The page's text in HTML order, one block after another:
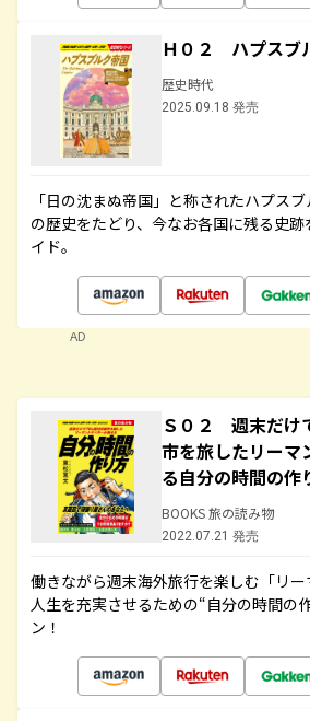
Ｈ０２ ハプスブ
歴史時代
2025.09.18 発売
「日の沈まぬ帝国」と称されたハプス
の歴史をたどり、今なお各国に残る史
イド。
AD
Ｓ０２ 週末だけ
市を旅したリーマ
る自分の時間の作
BOOKS 旅の読み物
2022.07.21 発売
働きながら週末海外旅行を楽しむ「リー
人生を充実させるための“自分の時間の
ン！